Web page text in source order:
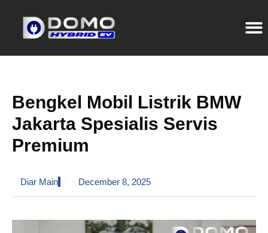
Bengkel Mobil Listrik BMW
Jakarta Spesialis Servis
Premium
Diar Main December 8, 2025